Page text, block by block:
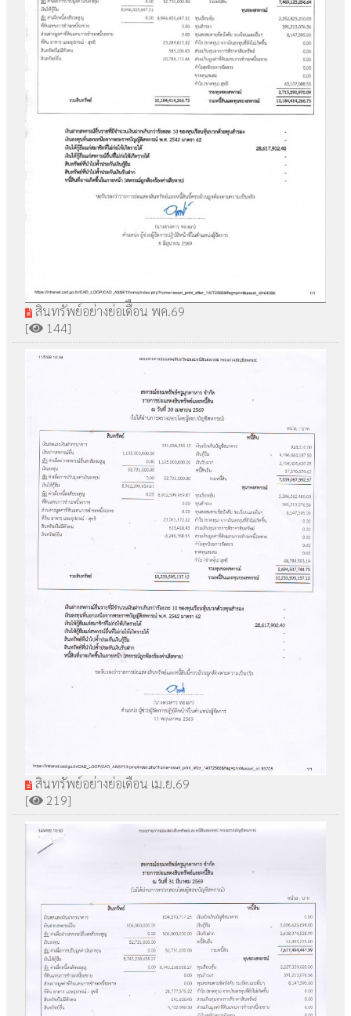
สินทรัพย์อย่างย่อเดืือน พค.69
[
144]
สินทรัพย์อย่างย่อเดือน เม.ย.69
[
219]